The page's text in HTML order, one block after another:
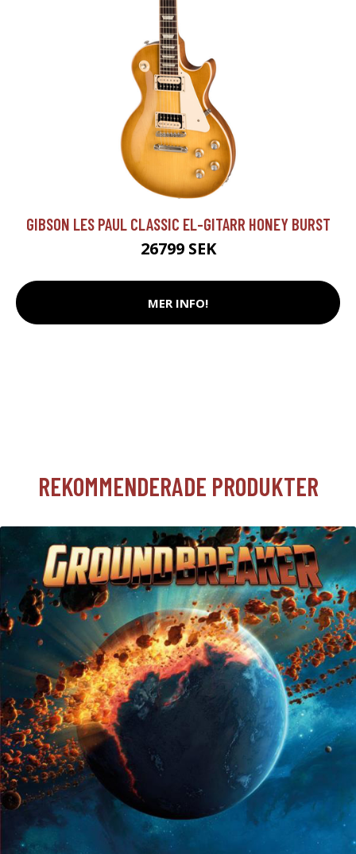
GIBSON LES PAUL CLASSIC EL-GITARR HONEY BURST
26799 SEK
MER INFO!
REKOMMENDERADE PRODUKTER